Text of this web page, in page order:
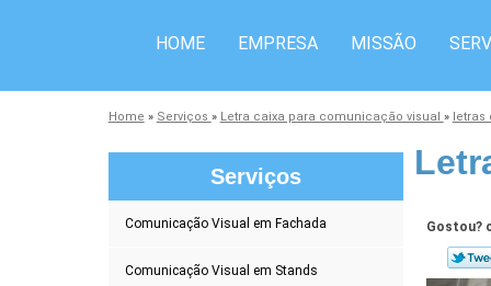
HOME EMPRESA MISSÃO
Home » Serviços » Letra caixa para comunicação visual » letras
Serviços
Comunicação Visual em Fachada
Comunicação Visual em Stands
Gostou?